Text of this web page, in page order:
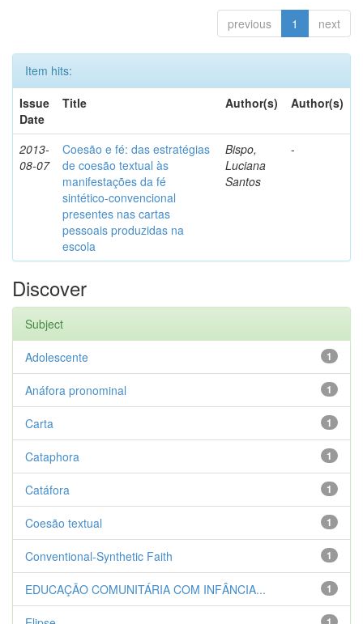
previous 1 next
Item hits:
Issue
Date
Title Author(s) Author(s)
2013-
08-07
Coesão e fé: das estratégias
de coesão textual às
manifestações da fé
sintético-convencional
presentes nas cartas
pessoais produzidas na
escola
Bispo,
Luciana
Santos
-
Discover
Subject
1
Adolescente
1
Anáfora pronominal
1
Carta
1
Cataphora
1
Catáfora
1
Coesão textual
1
Conventional-Synthetic Faith
1
EDUCAÇÃO COMUNITÁRIA COM INFÂNCIA...